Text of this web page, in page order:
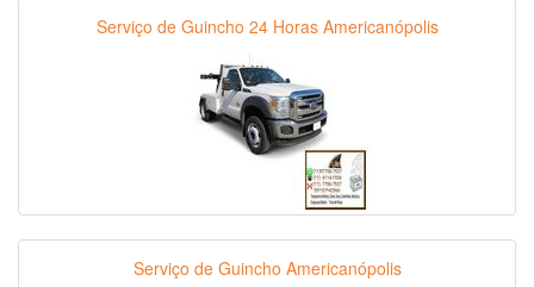
Serviço de Guincho 24 Horas Americanópolis
Serviço de Guincho Americanópolis